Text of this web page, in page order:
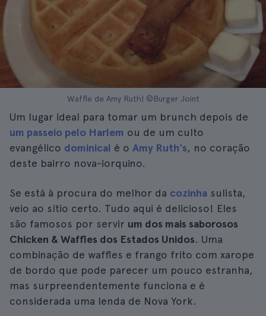
Waffle de Amy Ruth| ©Burger Joint
Um lugar ideal para tomar um brunch depois de
um passeio pelo Harlem ou de um culto
evangélico dominical é o Amy Ruth's, no coração
deste bairro nova-iorquino.
Se está à procura do melhor da cozinha sulista,
veio ao sítio certo. Tudo aqui é delicioso! Eles
são famosos por servir um dos mais saborosos
Chicken & Waffles dos Estados Unidos. Uma
combinação de waffles e frango frito com xarope
de bordo que pode parecer um pouco estranha,
mas surpreendentemente funciona e é
considerada uma lenda de Nova York.